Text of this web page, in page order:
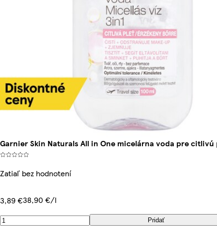
Garnier Skin Naturals All in One micelárna voda pre citlivú
Zatiaľ bez hodnotení
3,89 €38,90 €/l
Pridať